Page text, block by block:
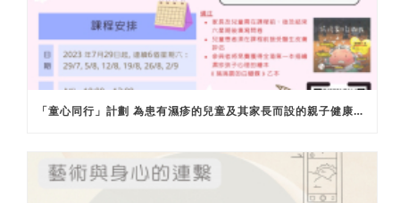
「童心同行」計劃 為患有濕疹的兒童及其家長而設的親子健康課程 (第七期)